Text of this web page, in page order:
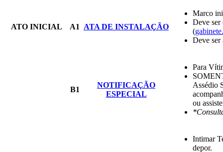
ATO INICIAL A1 ATA DE INSTALAÇÃO
Marco
Deve ser
(
Deve ser
B1
NOTIFICAÇÃO
ESPECIAL
Para
Assédio
ou
Intimar
depor.